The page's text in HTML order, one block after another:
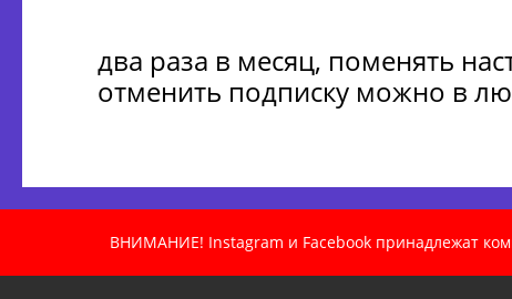
два раза в месяц, поменять
отменить подписку можно в
ВНИМАНИЕ! Instagram и Facebook принадлежат